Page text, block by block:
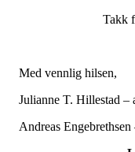
Takk
Med vennlig hilsen,
Julianne T. Hillestad –
Andreas